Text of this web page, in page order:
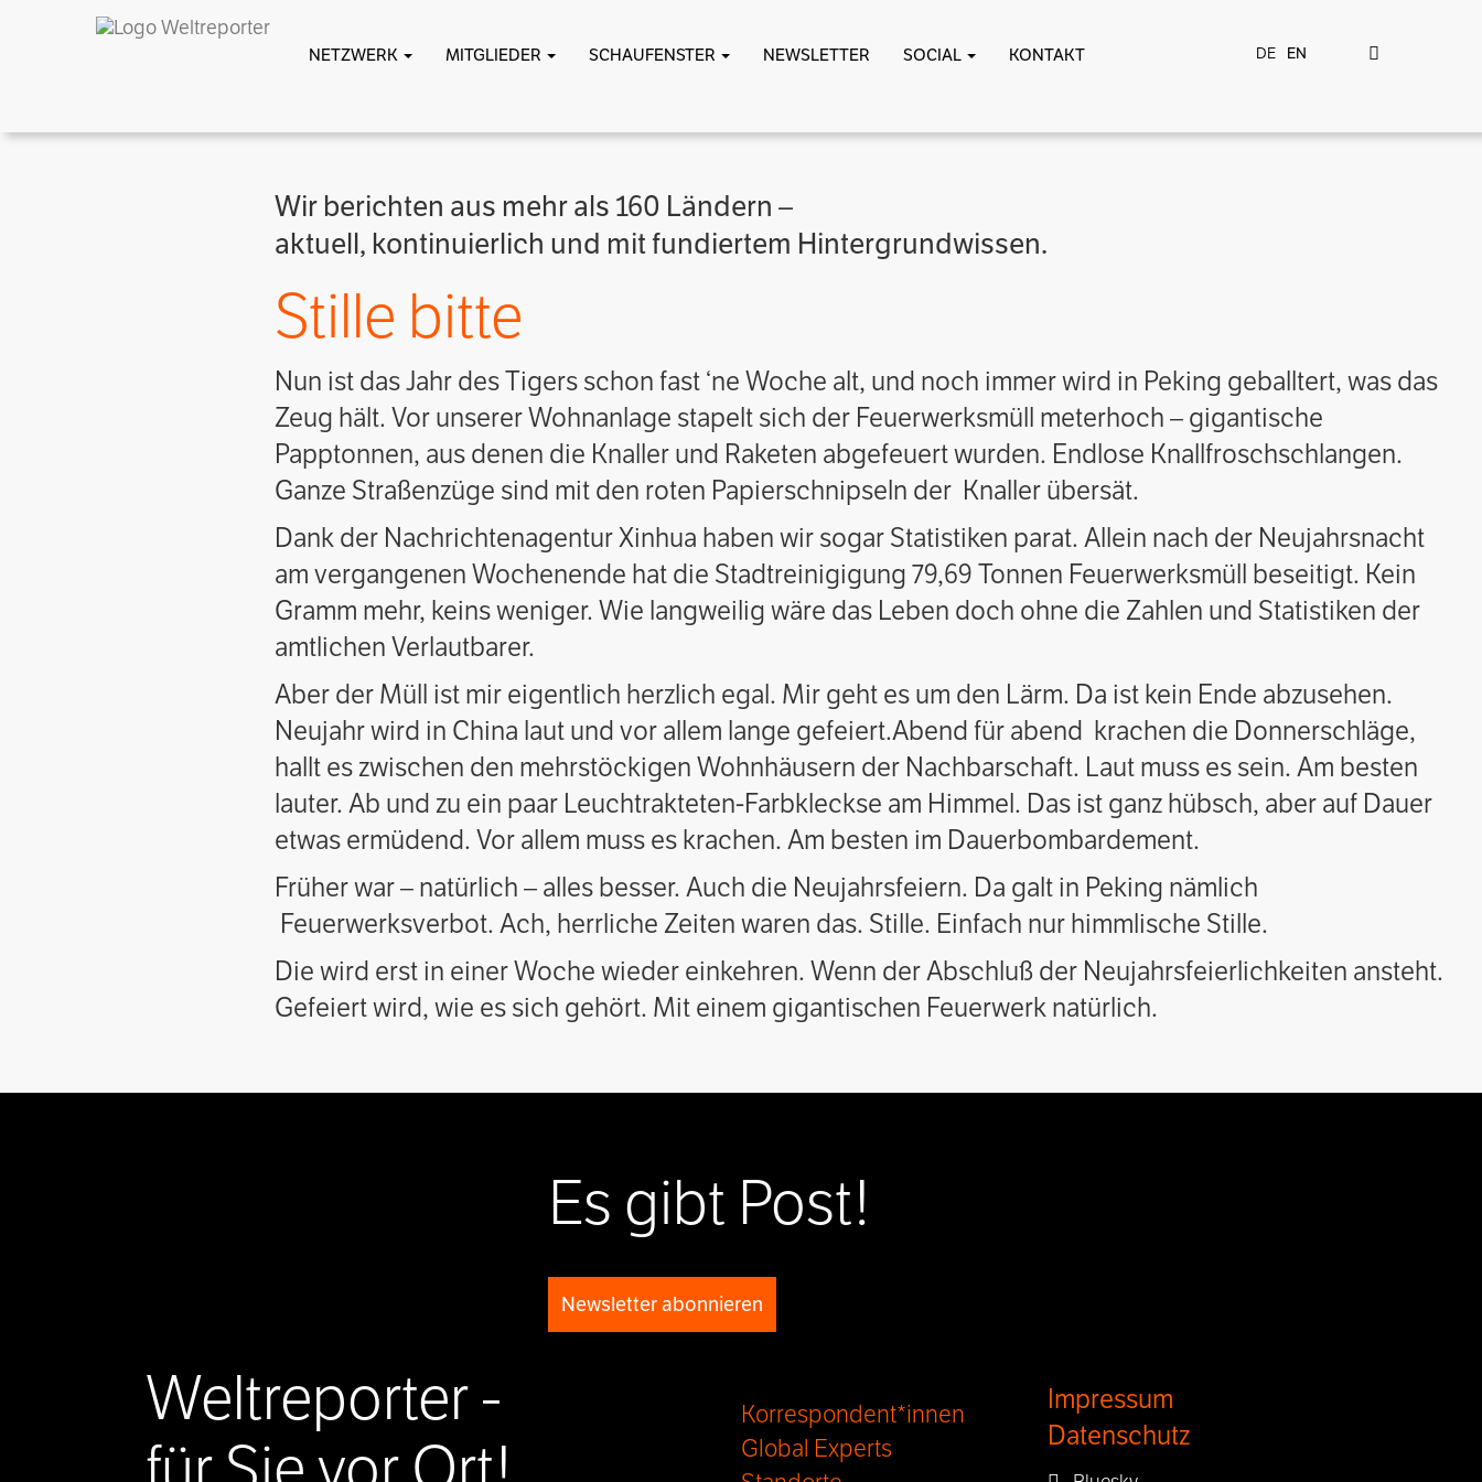
NETZWERK MITGLIEDER SCHAUFENSTER NEWSLETTER SOCIAL KONTAKT DE EN
Wir berichten aus mehr als 160 Ländern –
aktuell, kontinuierlich und mit fundiertem Hintergrundwissen.
Stille bitte
Nun ist das Jahr des Tigers schon fast ‘ne Woche alt, und noch immer wird in Peking geballtert, was das
Zeug hält. Vor unserer Wohnanlage stapelt sich der Feuerwerksmüll meterhoch – gigantische
Papptonnen, aus denen die Knaller und Raketen abgefeuert wurden. Endlose Knallfroschschlangen.
Ganze Straßenzüge sind mit den roten Papierschnipseln der Knaller übersät.
Dank der Nachrichtenagentur Xinhua haben wir sogar Statistiken parat. Allein nach der Neujahrsnacht
am vergangenen Wochenende hat die Stadtreinigigung 79,69 Tonnen Feuerwerksmüll beseitigt. Kein
Gramm mehr, keins weniger. Wie langweilig wäre das Leben doch ohne die Zahlen und Statistiken der
amtlichen Verlautbarer.
Aber der Müll ist mir eigentlich herzlich egal. Mir geht es um den Lärm. Da ist kein Ende abzusehen.
Neujahr wird in China laut und vor allem lange gefeiert.Abend für abend krachen die Donnerschläge,
hallt es zwischen den mehrstöckigen Wohnhäusern der Nachbarschaft. Laut muss es sein. Am besten
lauter. Ab und zu ein paar Leuchtrakteten-Farbkleckse am Himmel. Das ist ganz hübsch, aber auf Dauer
etwas ermüdend. Vor allem muss es krachen. Am besten im Dauerbombardement.
Früher war – natürlich – alles besser. Auch die Neujahrsfeiern. Da galt in Peking nämlich
Feuerwerksverbot. Ach, herrliche Zeiten waren das. Stille. Einfach nur himmlische Stille.
Die wird erst in einer Woche wieder einkehren. Wenn der Abschluß der Neujahrsfeierlichkeiten ansteht.
Gefeiert wird, wie es sich gehört. Mit einem gigantischen Feuerwerk natürlich.
Es gibt Post!
Newsletter abonnieren
Weltreporter -
Korrespondent*innen
Global Experts
Impressum
Datenschutz